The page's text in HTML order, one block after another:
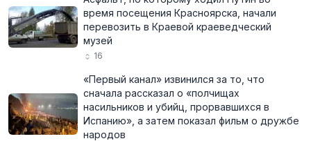
время посещения Красноярска, начали
перевозить в Краевой краеведческий
музей
16
«Первый канал» извинился за то, что
сначала рассказал о «полчищах
насильников и убийц, прорвавшихся в
Испанию», а затем показал фильм о дружбе
народов